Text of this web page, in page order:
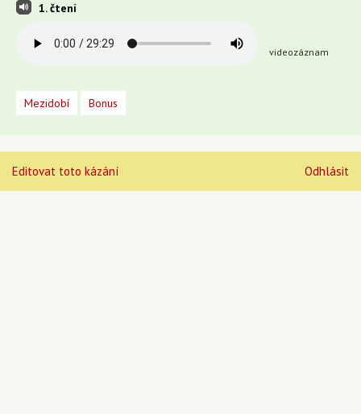
1. čtení
videozáznam
Mezidobí Bonus
Editovat toto kázání Odhlásit